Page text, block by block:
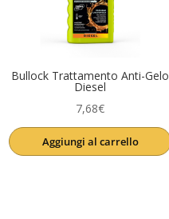
Bullock Trattamento Anti-Gelo
Diesel
7,68€
Aggiungi al carrello